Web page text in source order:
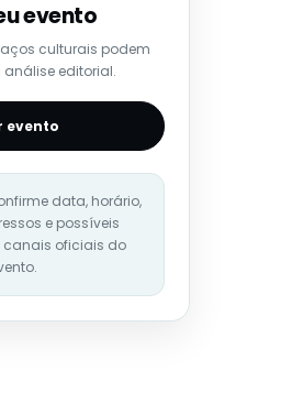
evento
culturais podem
análise editorial.
evento
data, horário,
e possíveis
canais oficiais do